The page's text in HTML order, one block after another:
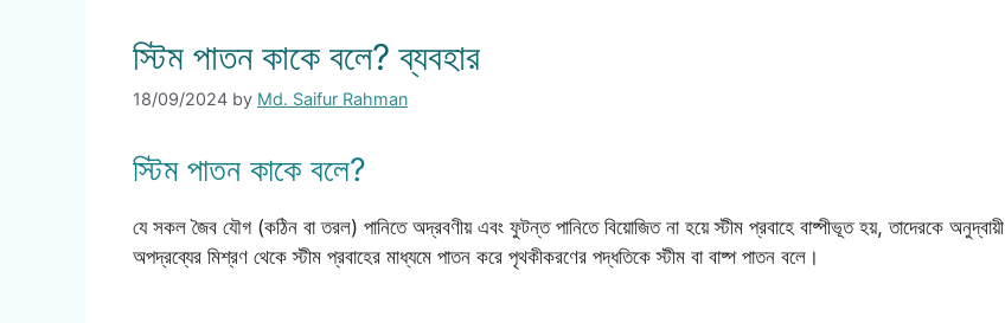
স্টিম পাতন কাকে বলে? ব্যবহার
18/09/2024 by Md. Saifur Rahman
স্টিম পাতন কাকে বলে?
যে সকল জৈব যৌগ (কঠিন বা তরল) পানিতে অদ্রবণীয় এবং ফুটন্ত পানিতে বিয়োজিত না হয়ে স্টীম প্রবাহে বাষ্পীভূত হয়, তাদেরকে অনুদ্বায়ী
অপদ্রব্যের মিশ্রণ থেকে স্টীম প্রবাহের মাধ্যমে পাতন করে পৃথকীকরণের পদ্ধতিকে স্টীম বা বাষ্প পাতন বলে।